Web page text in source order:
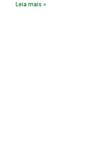
Leia mais »